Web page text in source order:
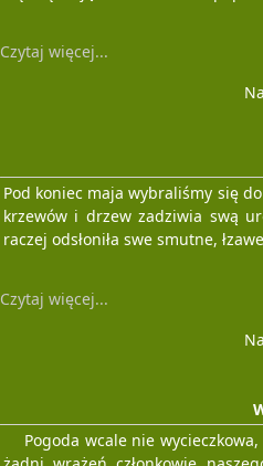
Czytaj więcej...
Pod koniec maja wybraliśmy się
krzewów i drzew zadziwia swą
raczej odsłoniła swe smutne,
Czytaj więcej...
Pogoda wcale nie